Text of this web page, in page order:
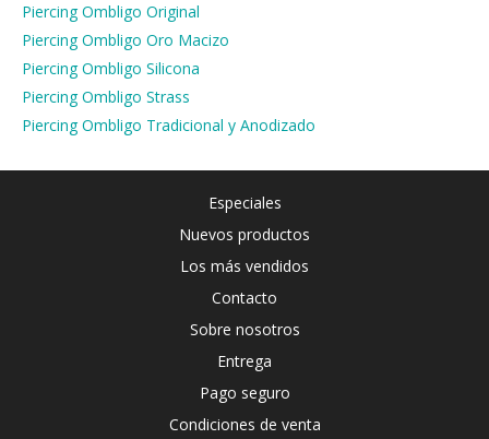
Piercing Ombligo Original
Piercing Ombligo Oro Macizo
Piercing Ombligo Silicona
Piercing Ombligo Strass
Piercing Ombligo Tradicional y Anodizado
Especiales
Nuevos productos
Los más vendidos
Contacto
Sobre nosotros
Entrega
Pago seguro
Condiciones de venta